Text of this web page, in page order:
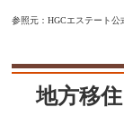
参照元：HGCエステート公
地方移